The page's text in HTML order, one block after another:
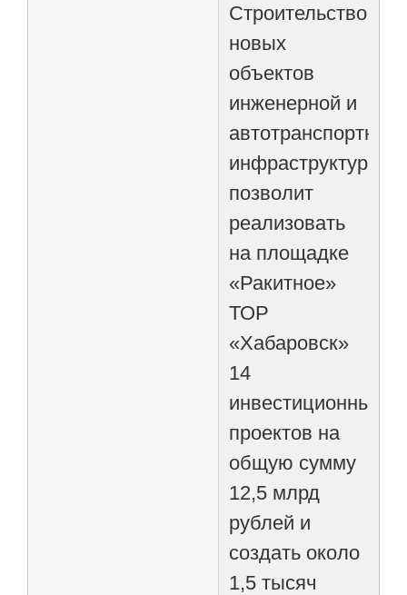
Строительство
новых
объектов
инженерной и
автотранспортной
инфраструктуры
позволит
реализовать
на площадке
«Ракитное»
ТОР
«Хабаровск»
14
инвестиционных
проектов на
общую сумму
12,5 млрд
рублей и
создать около
1,5 тысяч